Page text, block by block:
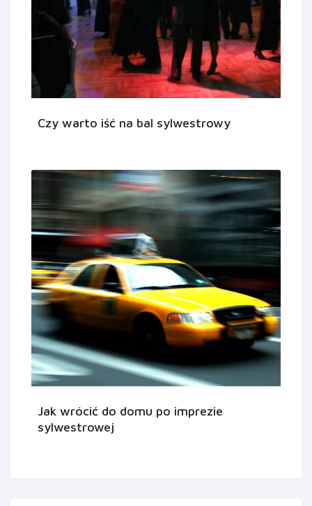
Czy warto iść na bal sylwestrowy
Jak wrócić do domu po imprezie
sylwestrowej